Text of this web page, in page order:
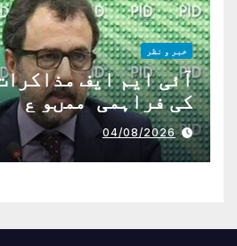
خبر و نظر
آئی ایم ایف
کی فراہمی ممںو ع
04/08/2026